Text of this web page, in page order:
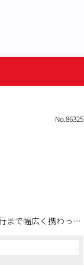
No.86325
まで幅広く携わって
進することができ